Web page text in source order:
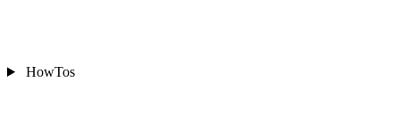
HowTos